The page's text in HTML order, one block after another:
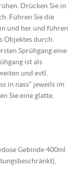
Drücken Sie in
Führen Sie die
und her und führen
Objektes durch.
Sprühgang eine
ist als
und evtl.
in nass“ jeweils im
Sie eine glatte,
Gebinde 400ml